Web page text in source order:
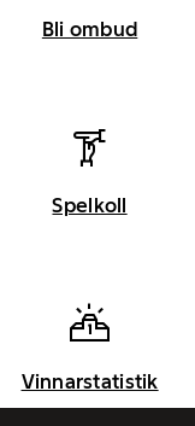
Bli ombud
Spelkoll
Vinnarstatistik